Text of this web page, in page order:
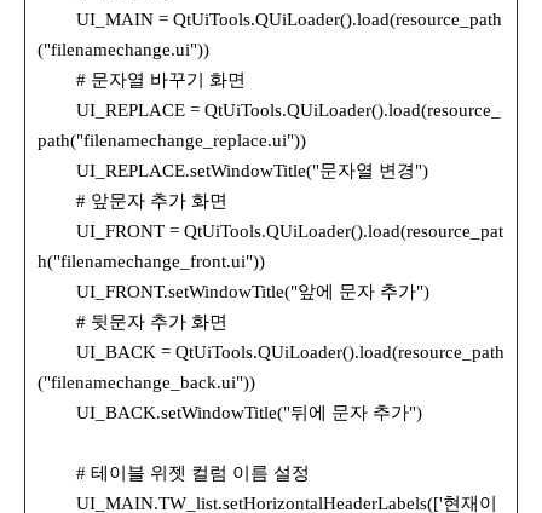
UI_MAIN = QtUiTools.QUiLoader().load(resource_path
("filenamechange.ui"))
# 문자열 바꾸기 화면
UI_REPLACE = QtUiTools.QUiLoader().load(resource_
path("filenamechange_replace.ui"))
UI_REPLACE.setWindowTitle("문자열 변경")
# 앞문자 추가 화면
UI_FRONT = QtUiTools.QUiLoader().load(resource_pat
h("filenamechange_front.ui"))
UI_FRONT.setWindowTitle("앞에 문자 추가")
# 뒷문자 추가 화면
UI_BACK = QtUiTools.QUiLoader().load(resource_path
("filenamechange_back.ui"))
UI_BACK.setWindowTitle("뒤에 문자 추가")
# 테이블 위젯 컬럼 이름 설정
UI_MAIN.TW_list.setHorizontalHeaderLabels(['현재이